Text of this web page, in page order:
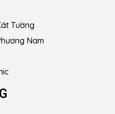
Tường
Nam